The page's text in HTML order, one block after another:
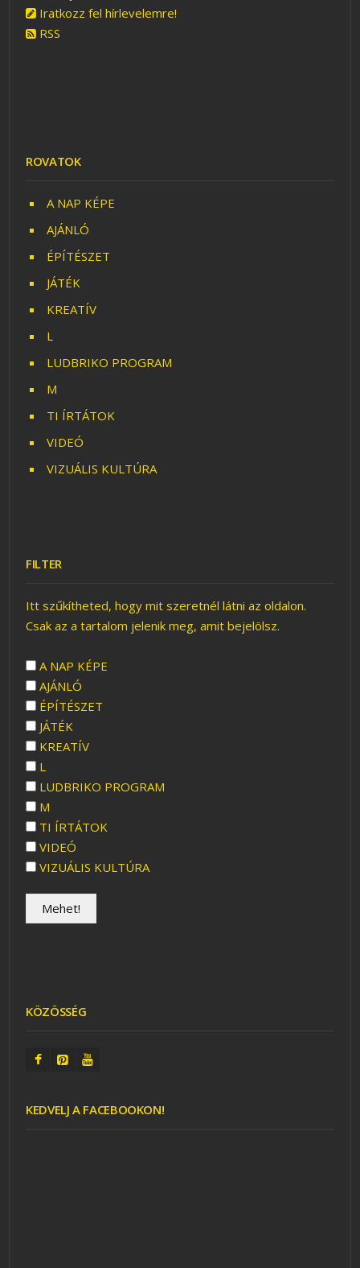
Iratkozz fel hírlevelemre!
RSS
ROVATOK
A NAP KÉPE
AJÁNLÓ
ÉPÍTÉSZET
JÁTÉK
KREATÍV
L
LUDBRIKO PROGRAM
M
TI ÍRTÁTOK
VIDEÓ
VIZUÁLIS KULTÚRA
FILTER
Itt szűkítheted, hogy mit szeretnél látni az oldalon.
Csak az a tartalom jelenik meg, amit bejelölsz.
A NAP KÉPE
AJÁNLÓ
ÉPÍTÉSZET
JÁTÉK
KREATÍV
L
LUDBRIKO PROGRAM
M
TI ÍRTÁTOK
VIDEÓ
VIZUÁLIS KULTÚRA
KÖZÖSSÉG
KEDVELJ A FACEBOOKON!